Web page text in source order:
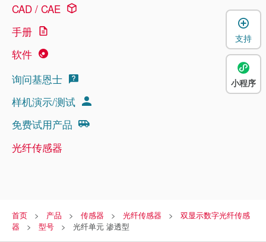
CAD / CAE
手册
软件
询问基恩士
样机演示/测试
免费试用产品
光纤传感器
首页 产品 传感器 光纤传感器
双显示数字光纤传感
器
型号 光纤单元 渗透型
支持
小程序